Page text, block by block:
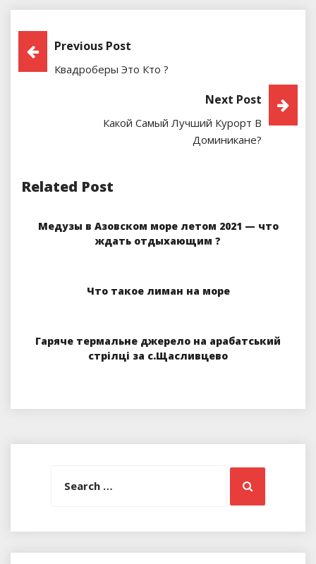
Навигация
По
Previous Post
Квадроберы Это Кто ?
Next Post
Какой Самый Лучший Курорт В
Доминикане?
Related Post
Медузы в Азовском море летом 2021 — что
ждать отдыхающим ?
Что такое лиман на море
Гаряче термальне джерело на арабатський
стрілці за с.Щасливцево
Search